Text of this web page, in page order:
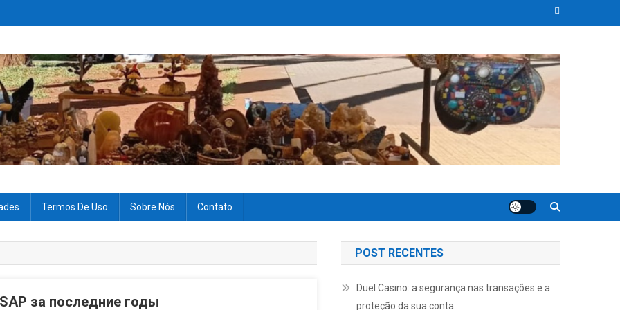
Termos De Uso Sobre Nós Contato
за последние годы
POST RECENTES
Duel Casino: a segurança nas transações e a
proteção da sua conta